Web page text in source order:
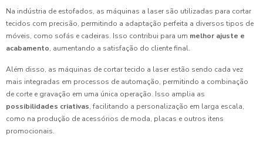
Na indústria de estofados, as máquinas a laser são utilizadas para cortar
tecidos com precisão, permitindo a adaptação perfeita a diversos tipos de
móveis, como sofás e cadeiras. Isso contribui para um melhor ajuste e
acabamento, aumentando a satisfação do cliente final.
Além disso, as máquinas de cortar tecido a laser estão sendo cada vez
mais integradas em processos de automação, permitindo a combinação
de corte e gravação em uma única operação. Isso amplia as
possibilidades criativas, facilitando a personalização em larga escala,
como na produção de acessórios de moda, placas e outros itens
promocionais.